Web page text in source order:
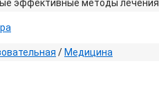
эффективные методы лечения
/ Медицина